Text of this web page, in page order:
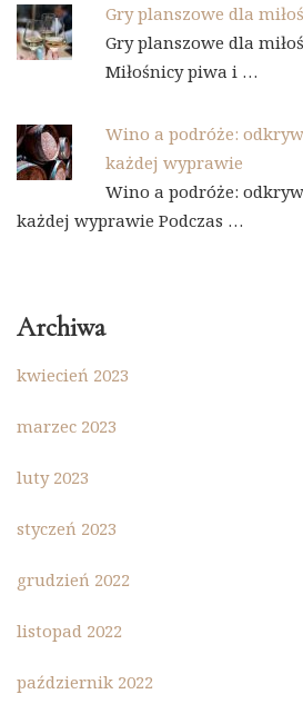
Gry planszowe dla
Gry planszowe dla
Miłośnicy piwa i …
Wino a podróże:
każdej wyprawie
Wino a podróże:
każdej wyprawie Podczas …
Archiwa
kwiecień 2023
marzec 2023
luty 2023
styczeń 2023
grudzień 2022
listopad 2022
październik 2022